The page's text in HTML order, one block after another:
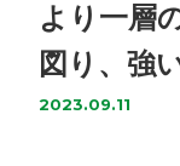
より一層
図り、強
2023.09.11